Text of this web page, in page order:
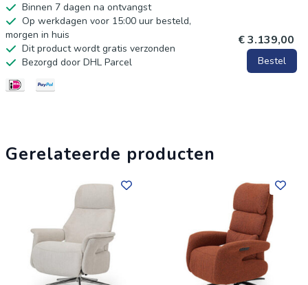
Binnen 7 dagen na ontvangst
Op werkdagen voor 15:00 uur besteld,
morgen in huis
Dit product wordt gratis verzonden
Bezorgd door DHL Parcel
€ 3.139,00
Bestel
Gerelateerde producten